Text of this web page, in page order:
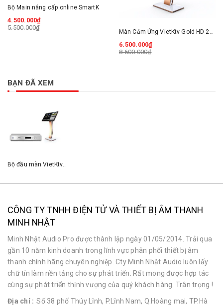
Bộ Main nâng cấp online SmartK
4.500.000₫
5.500.000₫
6.500.000₫
8.600.000₫
BẠN ĐÃ XEM
Bộ đầu màn VietKtv HD3T Plus + Màn 22 inch
CÔNG TY TNHH ĐIỆN TỬ VÀ THIẾT BỊ ÂM THANH
MINH NHẬT
Minh Nhật Audio Pro được thành lập ngày 01/05/2014. Trải qua
gần 10 năm kinh doanh trong lĩnh vực phân phối thiết bị âm
thanh chính hãng chuyên nghiệp. Cty Minh Nhật Audio luôn lấy
chữ tín làm nền tảng cho sự phát triển. Rất mong được hợp tác
cùng sự phát triển thịnh vượng của quý khách hàng. Trân trọng !
Địa chỉ : Số 38 phố Thúy Lĩnh, P.Lĩnh Nam, Q.Hoàng mai, TP.Hà